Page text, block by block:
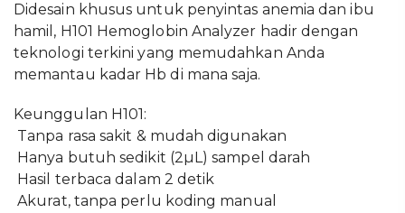
Didesain khusus untuk penyintas anemia dan ibu
hamil, H101 Hemoglobin Analyzer hadir dengan
teknologi terkini yang memudahkan Anda
memantau kadar Hb di mana saja.
Keunggulan H101:
️ Tanpa rasa sakit & mudah digunakan
️ Hanya butuh sedikit (2µL) sampel darah
️ Hasil terbaca dalam 2 detik
️ Akurat, tanpa perlu koding manual